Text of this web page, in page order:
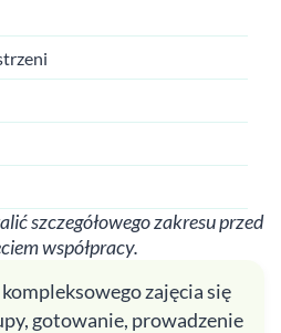
szczegółowego zakresu przed
współpracy.
zajęcia się
gotowanie, prowadzenie